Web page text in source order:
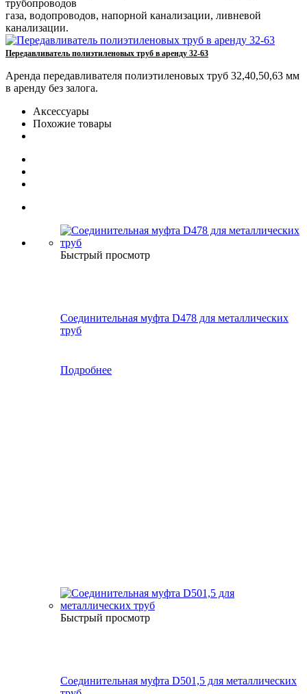
трубопроводов
газа, водопроводов, напорной канализации, ливневой
канализации.
Передавливатель полиэтиленовых труб в аренду 32-63
Аренда передавливателя полиэтиленовых труб 32,40,50,63 мм
в аренду без залога.
Аксессуары
Похожие товары
Быстрый просмотр
Соединительная муфта D478 для металлических
труб
Подробнее
Быстрый просмотр
Соединительная муфта D501,5 для металлических